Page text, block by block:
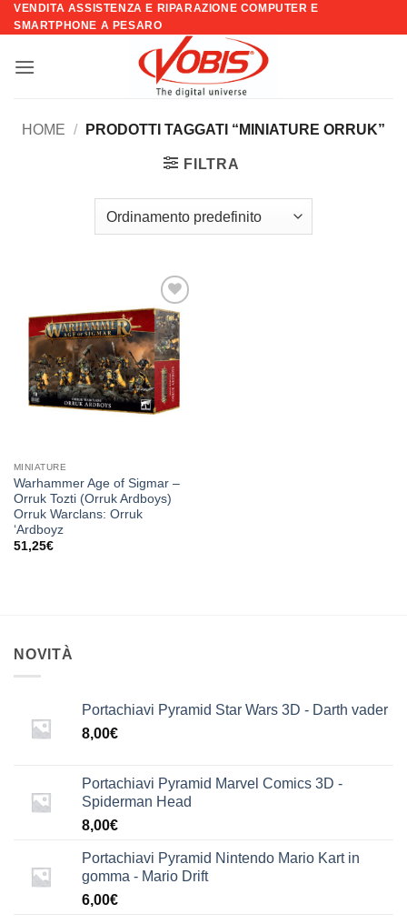
Salta
ai
VENDITA ASSISTENZA E RIPARAZIONE COMPUTER E
SMARTPHONE A PESARO
HOME / PRODOTTI TAGGATI “MINIATURE ORRUK”
FILTRA
Aggiungi
alla lista
dei
desideri
MINIATURE
Warhammer Age of Sigmar –
Orruk Tozti (Orruk Ardboys)
Orruk Warclans: Orruk
‘Ardboyz
51,25€
NOVITÀ
Portachiavi Pyramid Star Wars 3D - Darth vader
8,00€
Portachiavi Pyramid Marvel Comics 3D -
Spiderman Head
8,00€
Portachiavi Pyramid Nintendo Mario Kart in
gomma - Mario Drift
6,00€